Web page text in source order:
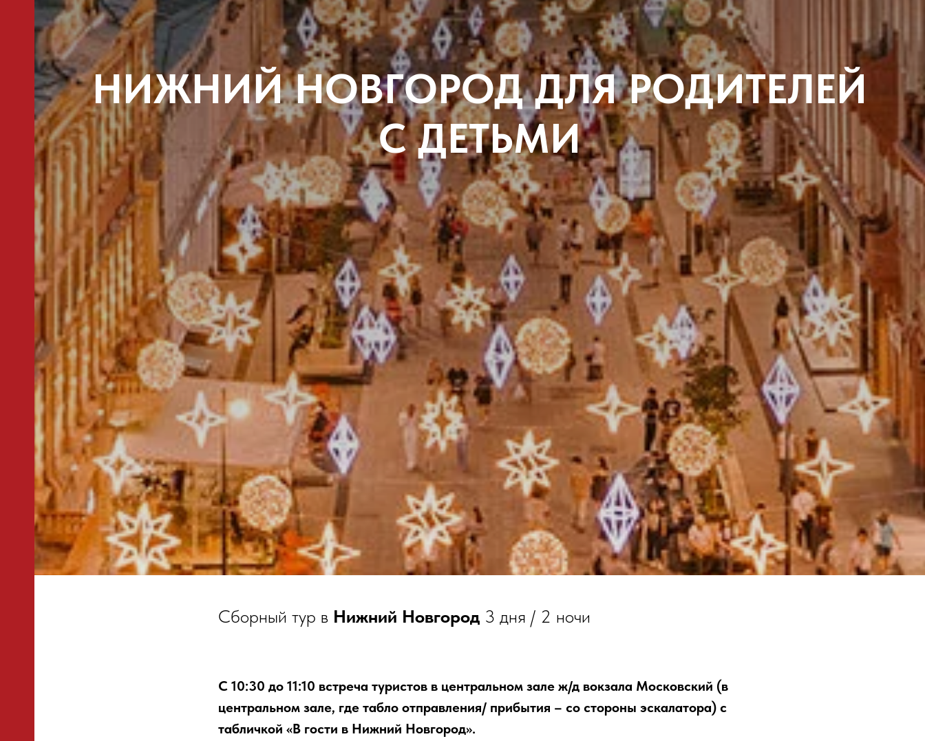
НИЖНИЙ НОВГОРОД ДЛЯ РОДИТЕЛЕЙ
С ДЕТЬМИ
Сборный тур в Нижний Новгород 3 дня / 2 ночи
С 10:30 до 11:10 встреча туристов в центральном зале ж/д вокзала Московский (в
центральном зале, где табло отправления/ прибытия – со стороны эскалатора) с
табличкой «В гости в Нижний Новгород».